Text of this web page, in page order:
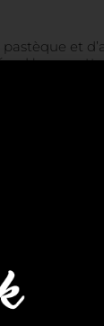
et
Une
prête,
pendant 3